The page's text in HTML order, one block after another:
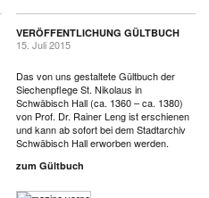
VERÖFFENTLICHUNG GÜLTBUCH
15. Juli 2015
Das von uns gestaltete Gültbuch der
Siechenpflege St. Nikolaus in
Schwäbisch Hall (ca. 1360 – ca. 1380)
von Prof. Dr. Rainer Leng ist erschienen
und kann ab sofort bei dem Stadtarchiv
Schwäbisch Hall erworben werden.
zum Gültbuch